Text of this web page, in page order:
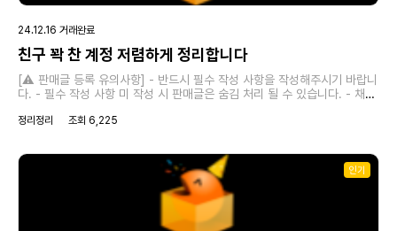
24.12.16 거래완료
친구 꽉 찬 계정 저렴하게 정리합니다
[⚠️ 판매글 등록 유의사항] - 반드시 필수 작성 사항을 작성해주시기 바랍니
다. - 필수 작성 사항 미 작성 시 판매글은 숨김 처리 될 수 있습니다. - 채널
정확한 내용을 작성해주시기 바랍니다. [❗필수 작성 사항] 1. 페이지명 : 2.
거래 문의 연락처 (이메일 주소/오픈카톡방 링크 등) :
topnotch2024@naver.com → 연락은 크박 쪽지 기능 혹은 이메일, 오
픈카톡방을 통해 진행하시면 됩니다. [✅ 기타 작성 사항] 추가로 작성해주
시고 싶은 내용이 있으면 적어주시기 바랍니다.
정리정리 조회 6,225
인기